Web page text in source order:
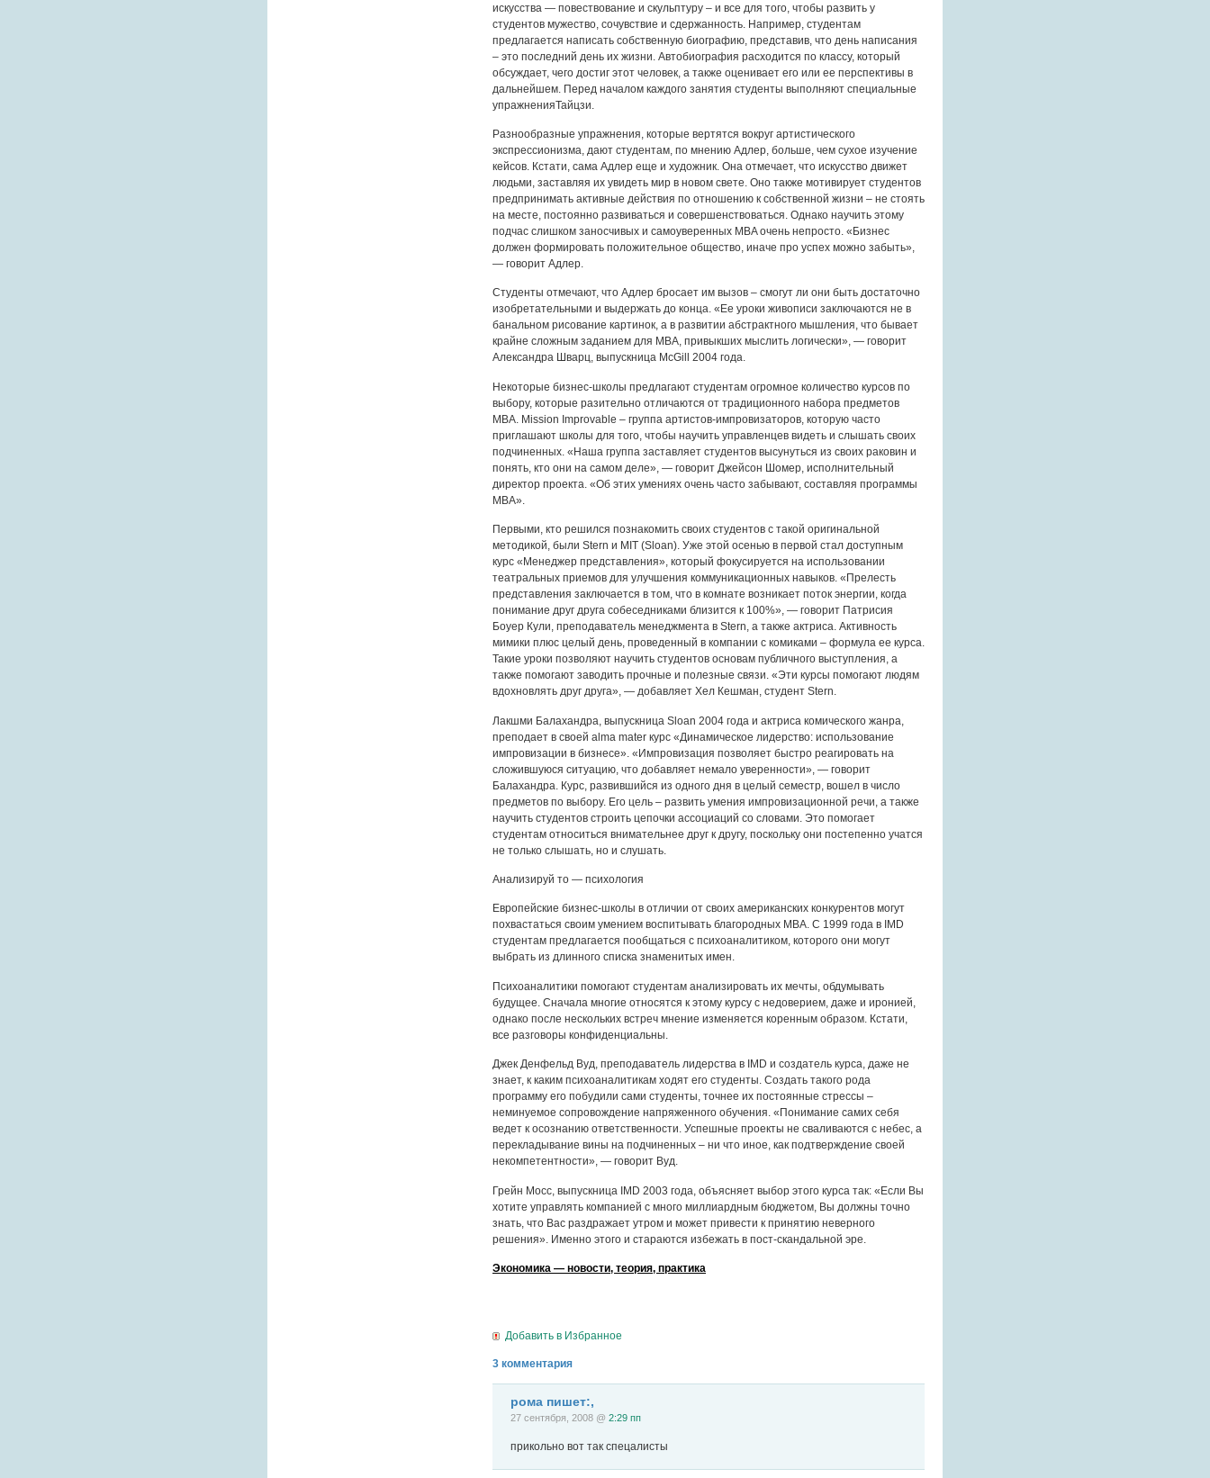
искусства — повествование и скульптуру – и все для того, чтобы развить у
студентов мужество, сочувствие и сдержанность. Например, студентам
предлагается написать собственную биографию, представив, что день написания
– это последний день их жизни. Автобиография расходится по классу, который
обсуждает, чего достиг этот человек, а также оценивает его или ее перспективы в
дальнейшем. Перед началом каждого занятия студенты выполняют специальные
упражненияТайцзи.
Разнообразные упражнения, которые вертятся вокруг артистического
экспрессионизма, дают студентам, по мнению Адлер, больше, чем сухое изучение
кейсов. Кстати, сама Адлер еще и художник. Она отмечает, что искусство движет
людьми, заставляя их увидеть мир в новом свете. Оно также мотивирует студентов
предпринимать активные действия по отношению к собственной жизни – не стоять
на месте, постоянно развиваться и совершенствоваться. Однако научить этому
подчас слишком заносчивых и самоуверенных MBA очень непросто. «Бизнес
должен формировать положительное общество, иначе про успех можно забыть»,
— говорит Адлер.
Студенты отмечают, что Адлер бросает им вызов – смогут ли они быть достаточно
изобретательными и выдержать до конца. «Ее уроки живописи заключаются не в
банальном рисование картинок, а в развитии абстрактного мышления, что бывает
крайне сложным заданием для MBA, привыкших мыслить логически», — говорит
Александра Шварц, выпускница McGill 2004 года.
Некоторые бизнес-школы предлагают студентам огромное количество курсов по
выбору, которые разительно отличаются от традиционного набора предметов
MBA. Mission Improvable – группа артистов-импровизаторов, которую часто
приглашают школы для того, чтобы научить управленцев видеть и слышать своих
подчиненных. «Наша группа заставляет студентов высунуться из своих раковин и
понять, кто они на самом деле», — говорит Джейсон Шомер, исполнительный
директор проекта. «Об этих умениях очень часто забывают, составляя программы
MBA».
Первыми, кто решился познакомить своих студентов с такой оригинальной
методикой, были Stern и MIT (Sloan). Уже этой осенью в первой стал доступным
курс «Менеджер представления», который фокусируется на использовании
театральных приемов для улучшения коммуникационных навыков. «Прелесть
представления заключается в том, что в комнате возникает поток энергии, когда
понимание друг друга собеседниками близится к 100%», — говорит Патрисия
Боуер Кули, преподаватель менеджмента в Stern, а также актриса. Активность
мимики плюс целый день, проведенный в компании с комиками – формула ее курса.
Такие уроки позволяют научить студентов основам публичного выступления, а
также помогают заводить прочные и полезные связи. «Эти курсы помогают людям
вдохновлять друг друга», — добавляет Хел Кешман, студент Stern.
Лакшми Балахандра, выпускница Sloan 2004 года и актриса комического жанра,
преподает в своей alma mater курс «Динамическое лидерство: использование
импровизации в бизнесе». «Импровизация позволяет быстро реагировать на
сложившуюся ситуацию, что добавляет немало уверенности», — говорит
Балахандра. Курс, развившийся из одного дня в целый семестр, вошел в число
предметов по выбору. Его цель – развить умения импровизационной речи, а также
научить студентов строить цепочки ассоциаций со словами. Это помогает
студентам относиться внимательнее друг к другу, поскольку они постепенно учатся
не только слышать, но и слушать.
Анализируй то — психология
Европейские бизнес-школы в отличии от своих американских конкурентов могут
похвастаться своим умением воспитывать благородных MBA. С 1999 года в IMD
студентам предлагается пообщаться с психоаналитиком, которого они могут
выбрать из длинного списка знаменитых имен.
Психоаналитики помогают студентам анализировать их мечты, обдумывать
будущее. Сначала многие относятся к этому курсу с недоверием, даже и иронией,
однако после нескольких встреч мнение изменяется коренным образом. Кстати,
все разговоры конфиденциальны.
Джек Денфельд Вуд, преподаватель лидерства в IMD и создатель курса, даже не
знает, к каким психоаналитикам ходят его студенты. Создать такого рода
программу его побудили сами студенты, точнее их постоянные стрессы –
неминуемое сопровождение напряженного обучения. «Понимание самих себя
ведет к осознанию ответственности. Успешные проекты не сваливаются с небес, а
перекладывание вины на подчиненных – ни что иное, как подтверждение своей
некомпетентности», — говорит Вуд.
Грейн Мосс, выпускница IMD 2003 года, объясняет выбор этого курса так: «Если Вы
хотите управлять компанией с много миллиардным бюджетом, Вы должны точно
знать, что Вас раздражает утром и может привести к принятию неверного
решения». Именно этого и стараются избежать в пост-скандальной эре.
Экономика — новости, теория, практика
Добавить в Избранное
3 комментария
рома пишет:,
27 сентября, 2008 @ 2:29 пп
прикольно вот так спецалисты